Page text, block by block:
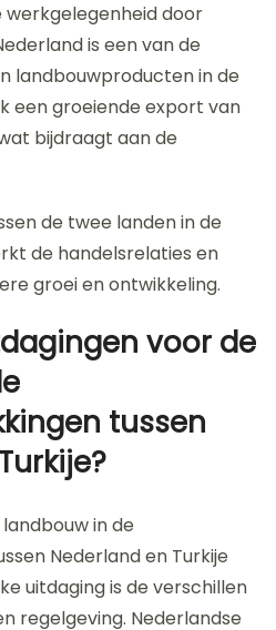
door
is een van de
landbouwproducten in de
een groeiende export van
bijdraagt aan de
de twee landen in de
de handelsrelaties en
groei en ontwikkeling.
voor de
tussen
in de
Nederland en Turkije
uitdaging is de verschillen
regelgeving. Nederlandse